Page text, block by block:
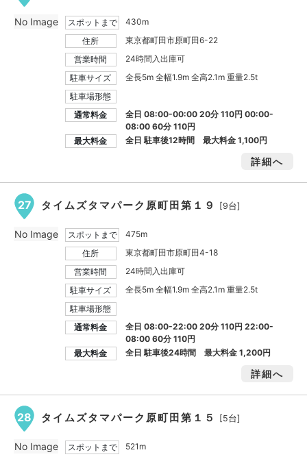
スポットまで
430m
住所
東京都町田市原町田6-22
営業時間
24時間入出庫可
駐車サイズ
全長5m 全幅1.9m 全高2.1m 重量2.5t
駐車場形態
通常料金
全日 08:00-00:00 20分 110円 00:00-
08:00 60分 110円
最大料金
全日 駐車後12時間 最大料金1,100円
詳細へ
No Image
27 タイムズタマパーク原町田第１９ [9台]
スポットまで
475m
住所
東京都町田市原町田4-18
営業時間
24時間入出庫可
駐車サイズ
全長5m 全幅1.9m 全高2.1m 重量2.5t
駐車場形態
通常料金
全日 08:00-22:00 20分 110円 22:00-
08:00 60分 110円
最大料金
全日 駐車後24時間 最大料金1,200円
詳細へ
No Image
28 タイムズタマパーク原町田第１５ [5台]
スポットまで
521m
No Image